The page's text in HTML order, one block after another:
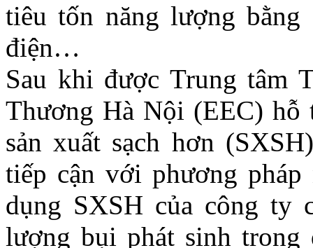
tiêu tốn năng lượng bằng
điện…
Sau khi được Trung tâm
Thương Hà Nội (EEC) hỗ
sản xuất sạch hơn
tiếp cận với phương
dụng SXSH của công ty
lượng bụi phát sinh trong